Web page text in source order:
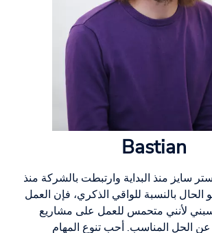
Bastian
سايز منذ البداية وارتبطت بالشركة منذ
هو الحال بالنسبة للواقي الذكري، فإن العمل
لأنني متحمس للعمل على مشاريع
عن الحل المناسب. أحب تنوع المهام